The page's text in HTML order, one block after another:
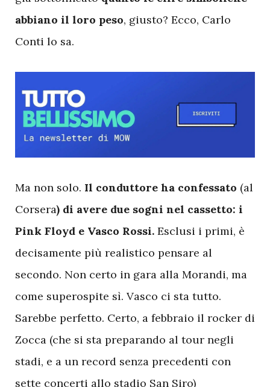
abbiano il loro peso, giusto? Ecco, Carlo
Conti lo sa.
Ma non solo. Il conduttore ha confessato (al
Corsera) di avere due sogni nel cassetto: i
Pink Floyd e Vasco Rossi. Esclusi i primi, è
decisamente più realistico pensare al
secondo. Non certo in gara alla Morandi, ma
come superospite sì. Vasco ci sta tutto.
Sarebbe perfetto. Certo, a febbraio il rocker di
Zocca (che si sta preparando al tour negli
stadi, e a un record senza precedenti con
sette concerti allo stadio San Siro)